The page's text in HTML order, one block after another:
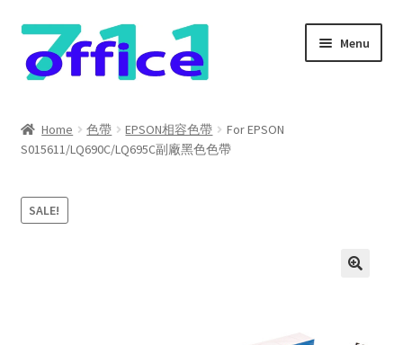
Skip
to
navigation
Skip
to
content
Menu
我的帳號
結帳
Home 色帶 EPSON相容色帶
For EPSON
S015611/LQ690C/LQ695C副廠黑色色帶
SALE!